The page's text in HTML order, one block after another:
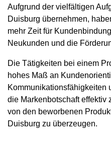
Aufgrund der vielfältigen
Duisburg übernehmen,
mehr Zeit für
Neukunden und die
Die Tätigkeiten bei einem
hohes Maß an
Kommunikationsfähigkeiten
die Markenbotschaft effektiv
von den beworbenen
Duisburg zu überzeugen.